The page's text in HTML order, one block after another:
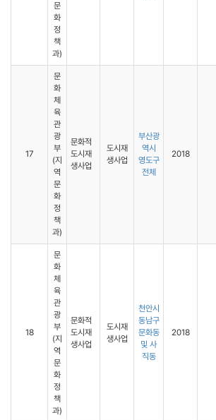
문
화
정
책
과)
17
문
화
체
육
관
광
부
(지
역
문
화
정
책
과)
문화적
도시재
생사업
도시재
생사업
부산광
역시
영도구
전체
2018
18
문
화
체
육
관
광
부
(지
역
문
화
정
책
과)
문화적
도시재
생사업
도시재
생사업
천안시
동남구
문화동
및 사
직동
2018